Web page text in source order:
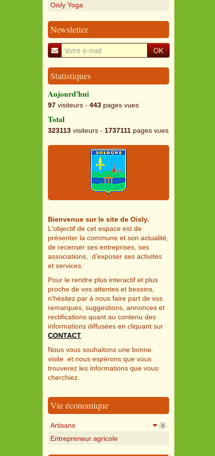
Oisly Yoga
Newsletter
OK
Statistiques
Aujourd'hui
97 visiteurs - 443 pages vues
Total
323113 visiteurs - 1737111 pages vues
Bienvenue sur le site de Oisly.
L'objectif de cet espace est de
présenter la commune et son actualité,
de recenser ses entreprises, ses
associations, d'exposer ses activités
et services.
Pour le rendre plus interactif et plus
proche de vos attentes et besoins,
n'hésitez par à nous faire part de vos
remarques, suggestions, annonces et
rectifications quant au contenu des
informations diffusées en cliquant sur
CONTACT
Nous vous souhaitons une bonne
visite et nous espèrons que vous
trouverez les informations que vous
cherchiez.
Vie économique
Artisans 3
Entrepreneur agricole